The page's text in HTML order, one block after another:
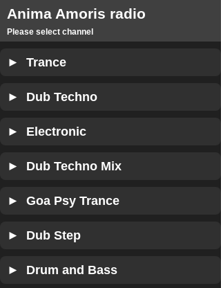
Anima Amoris radio
Please select channel
► Trance
► Dub Techno
► Electronic
► Dub Techno Mix
► Goa Psy Trance
► Dub Step
► Drum and Bass